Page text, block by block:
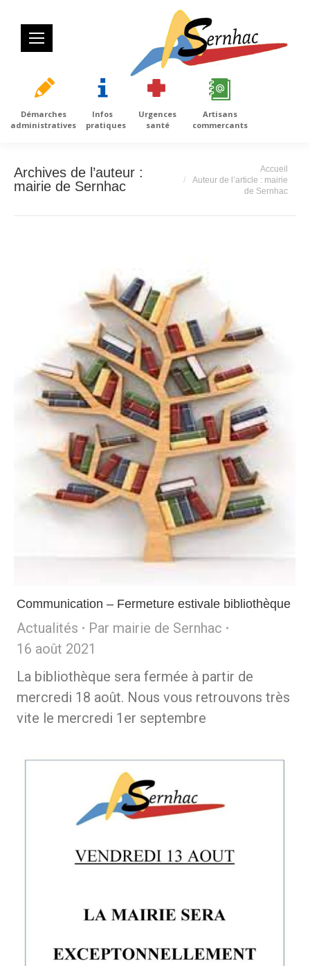
Démarches
administratives
Infos
pratiques
Urgences
santé
Artisans
commercants
Archives de l’auteur :
mairie de Sernhac
Accueil
Auteur de l’article : mairie
de Sernhac
Communication – Fermeture estivale bibliothèque
Actualités Par mairie de Sernhac
16 août 2021
La bibliothèque sera fermée à partir de
mercredi 18 août. Nous vous retrouvons très
vite le mercredi 1er septembre